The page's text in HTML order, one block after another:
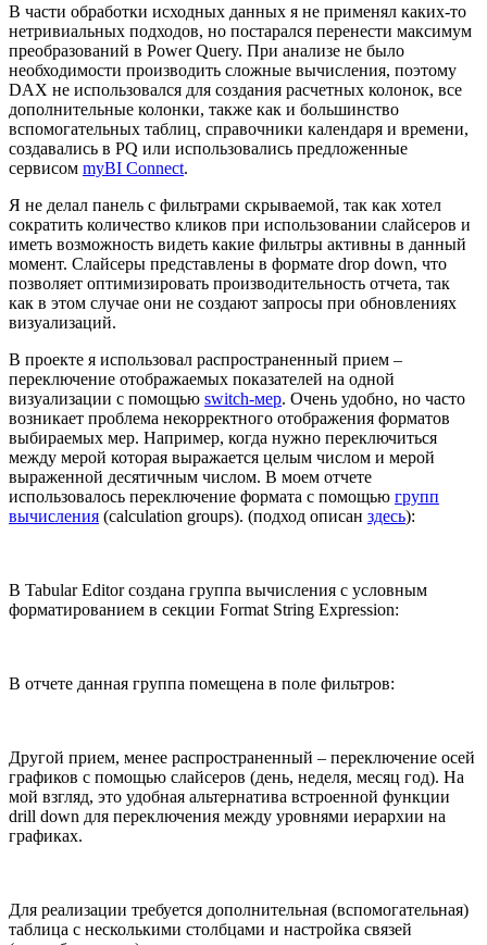
В части обработки исходных данных я не применял каких-то
нетривиальных подходов, но постарался перенести максимум
преобразований в Power Query. При анализе не было
необходимости производить сложные вычисления, поэтому
DAX не использовался для создания расчетных колонок, все
дополнительные колонки, также как и большинство
вспомогательных таблиц, справочники календаря и времени,
создавались в PQ или использовались предложенные
сервисом myBI Connect.
Я не делал панель с фильтрами скрываемой, так как хотел
сократить количество кликов при использовании слайсеров и
иметь возможность видеть какие фильтры активны в данный
момент. Слайсеры представлены в формате drop down, что
позволяет оптимизировать производительность отчета, так
как в этом случае они не создают запросы при обновлениях
визуализаций.
В проекте я использовал распространенный прием –
переключение отображаемых показателей на одной
визуализации с помощью switch-мер. Очень удобно, но часто
возникает проблема некорректного отображения форматов
выбираемых мер. Например, когда нужно переключиться
между мерой которая выражается целым числом и мерой
выраженной десятичным числом. В моем отчете
использовалось переключение формата с помощью групп
вычисления (calculation groups). (подход описан здесь):
В Tabular Editor создана группа вычисления с условным
форматированием в секции Format String Expression:
В отчете данная группа помещена в поле фильтров:
Другой прием, менее распространенный – переключение осей
графиков с помощью слайсеров (день, неделя, месяц год). На
мой взгляд, это удобная альтернатива встроенной функции
drill down для переключения между уровнями иерархии на
графиках.
Для реализации требуется дополнительная (вспомогательная)
таблица с несколькими столбцами и настройка связей